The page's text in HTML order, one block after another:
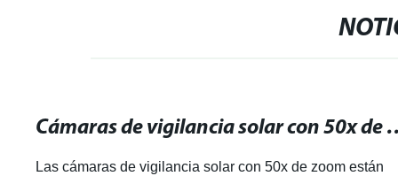
Cámaras de vigilancia solar con
Las cámaras de vigilancia solar con 50x de zoom están